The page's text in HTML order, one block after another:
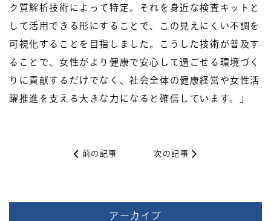
ク質解析技術によって特定。それを身近な検査キットと
して活用できる形にすることで、この見えにくい不調を
可視化することを目指しました。こうした技術が普及す
ることで、女性がより健康で安心して過ごせる環境づく
りに貢献するだけでなく、社会全体の健康経営や女性活
躍推進を支える大きな力になると確信しています。」
前の記事 次の記事
アーカイブ